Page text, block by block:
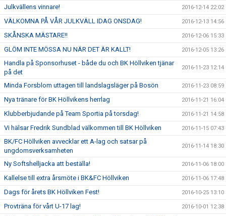
Julkvällens vinnare! 2016-12-14 22:02
VÄLKOMNA PÅ VÅR JULKVÄLL IDAG ONSDAG! 2016-12-13 14:56
SKÅNSKA MÄSTARE!! 2016-12-06 15:33
GLÖM INTE MÖSSA NU NÄR DET ÄR KALLT! 2016-12-05 13:26
Handla på Sponsorhuset - både du och BK Höllviken tjänar
på det
2016-11-23 12:14
Minda Forsblom uttagen till landslagsläger på Bosön 2016-11-23 08:59
Nya tränare för BK Höllvikens herrlag 2016-11-21 16:04
Klubberbjudande på Team Sportia på torsdag! 2016-11-21 14:58
Vi hälsar Fredrik Sundblad välkommen till BK Höllviken 2016-11-15 07:43
BK/FC Höllviken avvecklar ett A-lag och satsar på
ungdomsverksamheten
2016-11-14 18:30
Ny Softshelljacka att beställa! 2016-11-06 18:00
Kallelse till extra årsmöte i BK&FC Höllviken 2016-11-06 17:48
Dags för årets BK Höllviken Fest! 2016-10-25 13:10
Provträna för vårt U-17 lag! 2016-10-01 12:38